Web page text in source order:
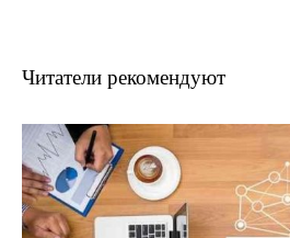
Читатели рекомендуют